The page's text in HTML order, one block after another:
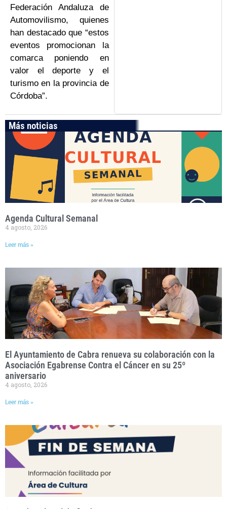
Federación Andaluza de
Automovilismo, quienes
han destacado que “estos
eventos promocionan la
comarca poniendo en
valor el deporte y el
turismo en la provincia de
Córdoba”.
Más noticias
Agenda Cultural Semanal
4 agosto, 2026
Leer más »
El Ayuntamiento de Cabra renueva su colaboración con la
Asociación Egabrense Contra el Cáncer en su 25º
aniversario
4 agosto, 2026
Leer más »